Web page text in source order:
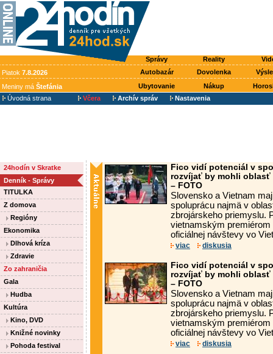
Správy Reality
Piatok 7.8.2026 Autobazár Dovolenka
Meniny má Štefánia Ubytovanie Nákup
Úvodná strana
Včera Archív správ Nastavenia
24hodín v Skratke
Denník - Správy
TITULKA
Z domova
Regióny
Ekonomika
Dlhová kríza
Zdravie
Zo zahraničia
Gala
Hudba
Kultúra
Kino, DVD
Knižné novinky
Pohoda festival
Fico vidí potenciál v
rozvíjať by mohli oblasť
– FOTO
Slovensko a Vietnam
spoluprácu najmä v
zbrojárskeho priemyslu.
vietnamským
oficiálnej návštevy vo
viac diskusia
Fico vidí potenciál v
rozvíjať by mohli oblasť
– FOTO
Slovensko a Vietnam
spoluprácu najmä v
zbrojárskeho priemyslu.
vietnamským
oficiálnej návštevy vo
viac diskusia